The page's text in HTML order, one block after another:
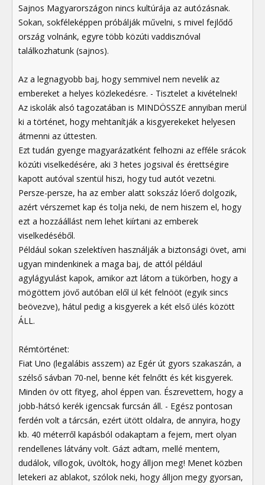
Sajnos Magyarországon nincs kultúrája az autózásnak.
Sokan, sokféleképpen próbálják művelni, s mivel fejlődő
ország volnánk, egyre több közúti vaddisznóval
találkozhatunk (sajnos).
Az a legnagyobb baj, hogy semmivel nem nevelik az
embereket a helyes közlekedésre. - Tisztelet a kivételnek!
Az iskolák alsó tagozatában is MINDÖSSZE annyiban merül
ki a történet, hogy mehtanítják a kisgyerekeket helyesen
átmenni az úttesten.
Ezt tudán gyenge magyarázatként felhozni az efféle srácok
közúti viselkedésére, aki 3 hetes jogsival és érettségire
kapott autóval szentül hiszi, hogy tud autót vezetni.
Persze-persze, ha az ember alatt sokszáz lóerő dolgozik,
azért vérszemet kap és tolja neki, de nem hiszem el, hogy
ezt a hozzáállást nem lehet kiírtani az emberek
viselkedéséből.
Például sokan szelektíven használják a biztonsági övet, ami
ugyan mindenkinek a maga baj, de attól például
agylágyulást kapok, amikor azt látom a tükörben, hogy a
mögöttem jövő autóban elől ül két felnööt (egyik sincs
beövezve), hátul pedig a kisgyerek a két első ülés között
ÁLL.
Rémtörténet:
Fiat Uno (legalábis asszem) az Egér út gyors szakaszán, a
szélső sávban 70-nel, benne két felnőtt és két kisgyerek.
Minden öv ott fityeg, ahol éppen van. Észrevettem, hogy a
jobb-hátsó kerék igencsak furcsán áll. - Egész pontosan
ferdén volt a tárcsán, ezért ütött oldalra, de annyira, hogy
kb. 40 méterről kapásból odakaptam a fejem, mert olyan
rendellenes látvány volt. Gázt adtam, mellé mentem,
dudálok, villogok, üvöltök, hogy álljon meg! Menet közben
letekeri az ablakot, szólok neki, hogy álljon megy gyorsan,